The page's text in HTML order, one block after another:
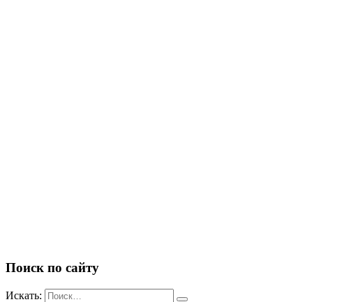
Поиск по сайту
Искать: